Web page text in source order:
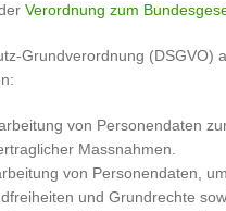
Verordnung zum
Grundverordnung (DSGVO)
von Personendaten
Massnahmen.
von Personendaten,
und Grundrechte